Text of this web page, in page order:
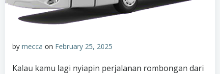
by mecca on February 25, 2025
Kalau kamu lagi nyiapin perjalanan rombongan dari